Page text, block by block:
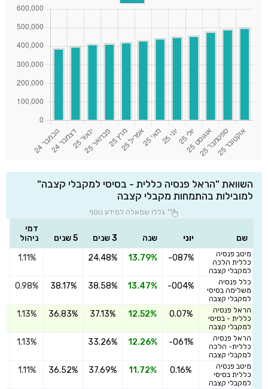
השוואת "הראל פנסיה כללית - בסיסי למקבלי קצבה"
למובילות בהתמחות מקבלי קצבה
גללו שמאלה למידע נוסף
שם יוני שנה 3 שנים 5 שנים
דמי
ניהול
מיטב פנסיה
כללית הלכה
למקבלי קצבה
-087%
13.79%
24.48%
1.11%
כלל פנסיה
משלימה בסיסי
למקבלי קצבה
-004%
13.47%
38.58%
38.17%
0.98%
הראל פנסיה
כללית - בסיסי
למקבלי קצבה
0.07%
12.52%
37.13%
36.83%
1.13%
הראל פנסיה
כללית- הלכה
למקבלי קצבה
-061%
12.26%
33.26%
1.13%
מיטב פנסיה
כללית בסיסי
למקבלי קצבה
0.16%
11.72%
37.69%
36.52%
1.11%